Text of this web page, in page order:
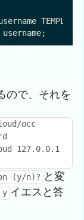
ので、それを
occ
127.0.0.1
(y/n)? と変
y イエスと答